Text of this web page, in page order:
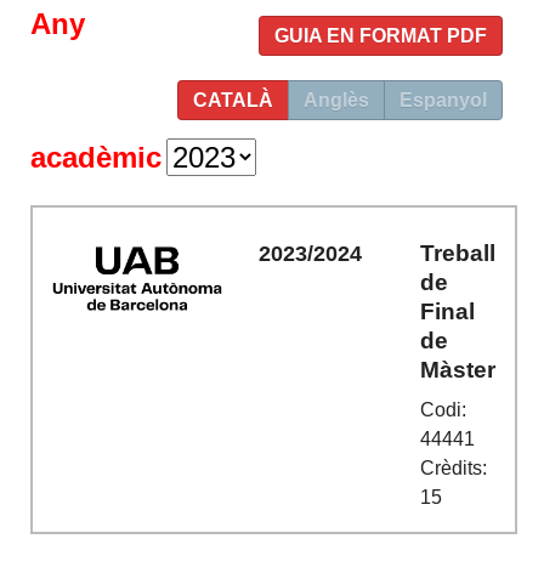
GUIA EN FORMAT PDF
CATALÀ Anglès Espanyol
Any
acadèmic
2023/2024
Treball
de
Final
de
Màster
Codi:
44441
Crèdits:
15